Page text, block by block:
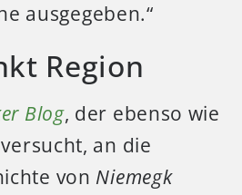
ausgegeben.“
Region
Blog, der ebenso wie
versucht, an die
von Niemegk